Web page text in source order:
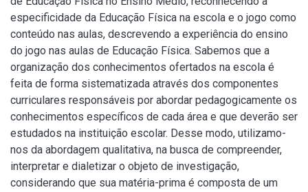
especificidade da Educação Física na escola e o jogo como
conteúdo nas aulas, descrevendo a experiência do ensino
do jogo nas aulas de Educação Física. Sabemos que a
organização dos conhecimentos ofertados na escola é
feita de forma sistematizada através dos componentes
curriculares responsáveis por abordar pedagogicamente os
conhecimentos específicos de cada área e que deverão ser
estudados na instituição escolar. Desse modo, utilizamo-
nos da abordagem qualitativa, na busca de compreender,
interpretar e dialetizar o objeto de investigação,
considerando que sua matéria-prima é composta de um